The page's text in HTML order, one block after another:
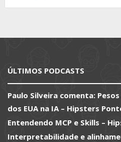
ÚLTIMOS PODCASTS
Paulo Silveira comenta:
dos EUA na IA – Hipsters
Entendendo MCP e Skills –
Interpretabilidade e